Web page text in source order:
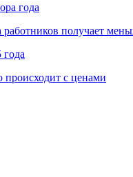
года
получает
года
происходит с ценами